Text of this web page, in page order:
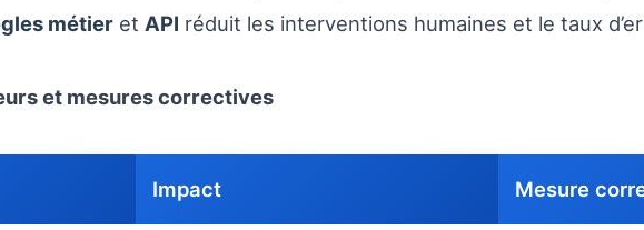
métier et API réduit les interventions humaines et le taux
et mesures correctives
Impact Mesure